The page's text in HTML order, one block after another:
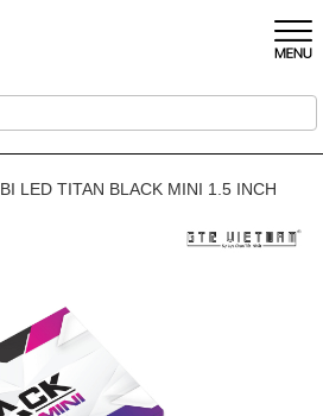
BI LED TITAN BLACK MINI 1.5 INCH